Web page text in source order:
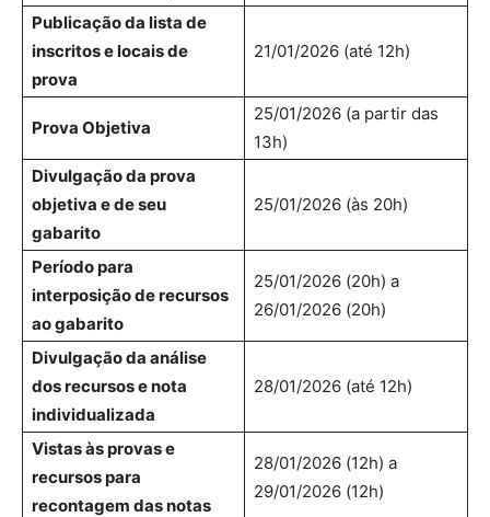
Publicação da lista de
inscritos e locais de
prova
21/01/2026 (até 12h)
Prova Objetiva
25/01/2026 (a partir das
13h)
Divulgação da prova
objetiva e de seu
gabarito
25/01/2026 (às 20h)
Período para
interposição de recursos
ao gabarito
25/01/2026 (20h) a
26/01/2026 (20h)
Divulgação da análise
dos recursos e nota
individualizada
28/01/2026 (até 12h)
Vistas às provas e
recursos para
recontagem das notas
28/01/2026 (12h) a
29/01/2026 (12h)